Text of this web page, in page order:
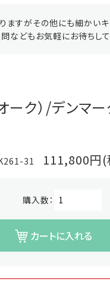
ますがその他にも細かい
どもお気軽にお待ちして
ーク）/デンマ
31 111,800円
購入数：
カートに入れる